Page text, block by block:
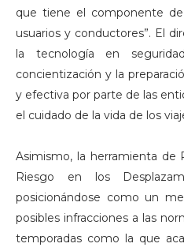
que tiene el componente
usuarios y conductores”. El
la tecnología en
concientización y la
y efectiva por parte de las
el cuidado de la vida de los
Asimismo, la herramienta de
Riesgo en los
posicionándose como un
posibles infracciones a las
temporadas como la que